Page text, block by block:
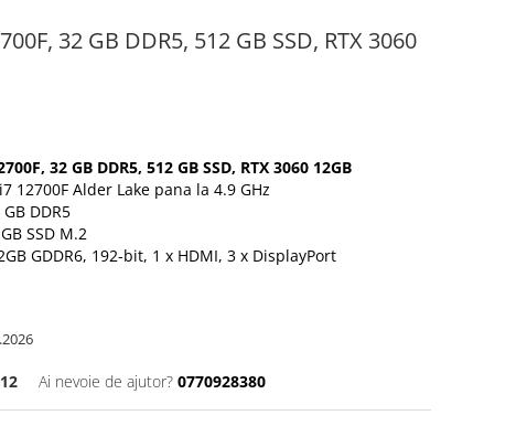
32 GB DDR5, 512 GB SSD, RTX 3060
32 GB DDR5, 512 GB SSD, RTX 3060 12GB
12700F Alder Lake pana la 4.9 GHz
DDR5
SSD M.2
GDDR6, 192-bit, 1 x HDMI, 3 x DisplayPort
Ai nevoie de ajutor? 0770928380